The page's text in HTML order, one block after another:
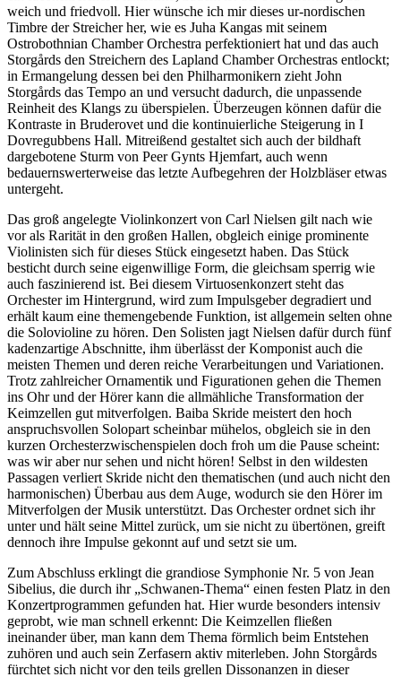
weich und friedvoll. Hier wünsche ich mir dieses ur-nordischen
Timbre der Streicher her, wie es Juha Kangas mit seinem
Ostrobothnian Chamber Orchestra perfektioniert hat und das auch
Storgårds den Streichern des Lapland Chamber Orchestras entlockt;
in Ermangelung dessen bei den Philharmonikern zieht John
Storgårds das Tempo an und versucht dadurch, die unpassende
Reinheit des Klangs zu überspielen. Überzeugen können dafür die
Kontraste in Bruderovet und die kontinuierliche Steigerung in I
Dovregubbens Hall. Mitreißend gestaltet sich auch der bildhaft
dargebotene Sturm von Peer Gynts Hjemfart, auch wenn
bedauernswerterweise das letzte Aufbegehren der Holzbläser etwas
untergeht.
Das groß angelegte Violinkonzert von Carl Nielsen gilt nach wie
vor als Rarität in den großen Hallen, obgleich einige prominente
Violinisten sich für dieses Stück eingesetzt haben. Das Stück
besticht durch seine eigenwillige Form, die gleichsam sperrig wie
auch faszinierend ist. Bei diesem Virtuosenkonzert steht das
Orchester im Hintergrund, wird zum Impulsgeber degradiert und
erhält kaum eine themengebende Funktion, ist allgemein selten ohne
die Solovioline zu hören. Den Solisten jagt Nielsen dafür durch fünf
kadenzartige Abschnitte, ihm überlässt der Komponist auch die
meisten Themen und deren reiche Verarbeitungen und Variationen.
Trotz zahlreicher Ornamentik und Figurationen gehen die Themen
ins Ohr und der Hörer kann die allmähliche Transformation der
Keimzellen gut mitverfolgen. Baiba Skride meistert den hoch
anspruchsvollen Solopart scheinbar mühelos, obgleich sie in den
kurzen Orchesterzwischenspielen doch froh um die Pause scheint:
was wir aber nur sehen und nicht hören! Selbst in den wildesten
Passagen verliert Skride nicht den thematischen (und auch nicht den
harmonischen) Überbau aus dem Auge, wodurch sie den Hörer im
Mitverfolgen der Musik unterstützt. Das Orchester ordnet sich ihr
unter und hält seine Mittel zurück, um sie nicht zu übertönen, greift
dennoch ihre Impulse gekonnt auf und setzt sie um.
Zum Abschluss erklingt die grandiose Symphonie Nr. 5 von Jean
Sibelius, die durch ihr „Schwanen-Thema“ einen festen Platz in den
Konzertprogrammen gefunden hat. Hier wurde besonders intensiv
geprobt, wie man schnell erkennt: Die Keimzellen fließen
ineinander über, man kann dem Thema förmlich beim Entstehen
zuhören und auch sein Zerfasern aktiv miterleben. John Storgårds
fürchtet sich nicht vor den teils grellen Dissonanzen in dieser